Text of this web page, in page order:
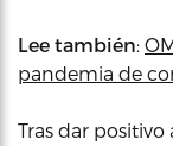
Lee también:
pandemia de
Tras dar